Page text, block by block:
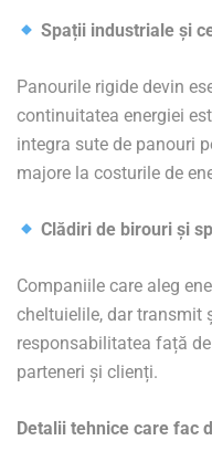
Spații industriale și
Panourile rigide devin
continuitatea energiei
integra sute de panouri
majore la costurile de
Clădiri de birouri și
Companiile care aleg
cheltuielile, dar transmit
responsabilitatea față
parteneri și clienți.
Detalii tehnice care fac